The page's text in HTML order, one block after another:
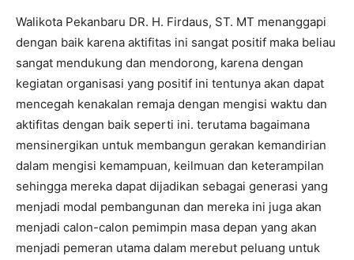
Walikota Pekanbaru DR. H. Firdaus, ST. MT menanggapi
dengan baik karena aktifitas ini sangat positif maka beliau
sangat mendukung dan mendorong, karena dengan
kegiatan organisasi yang positif ini tentunya akan dapat
mencegah kenakalan remaja dengan mengisi waktu dan
aktifitas dengan baik seperti ini. terutama bagaimana
mensinergikan untuk membangun gerakan kemandirian
dalam mengisi kemampuan, keilmuan dan keterampilan
sehingga mereka dapat dijadikan sebagai generasi yang
menjadi modal pembangunan dan mereka ini juga akan
menjadi calon-calon pemimpin masa depan yang akan
menjadi pemeran utama dalam merebut peluang untuk